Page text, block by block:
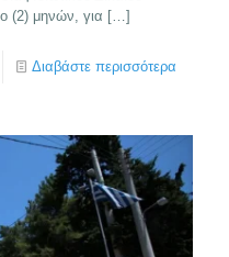
(2) μηνών, για […]
Διαβάστε περισσότερα